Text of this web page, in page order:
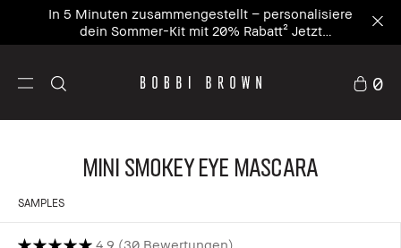
In 5 Minuten zusammengestellt – personalisiere
dein Sommer-Kit mit 20% Rabatt² Jetzt
personalisieren
0
Mini Smokey Eye Mascara
SAMPLES
4.9 30 Bewertungen